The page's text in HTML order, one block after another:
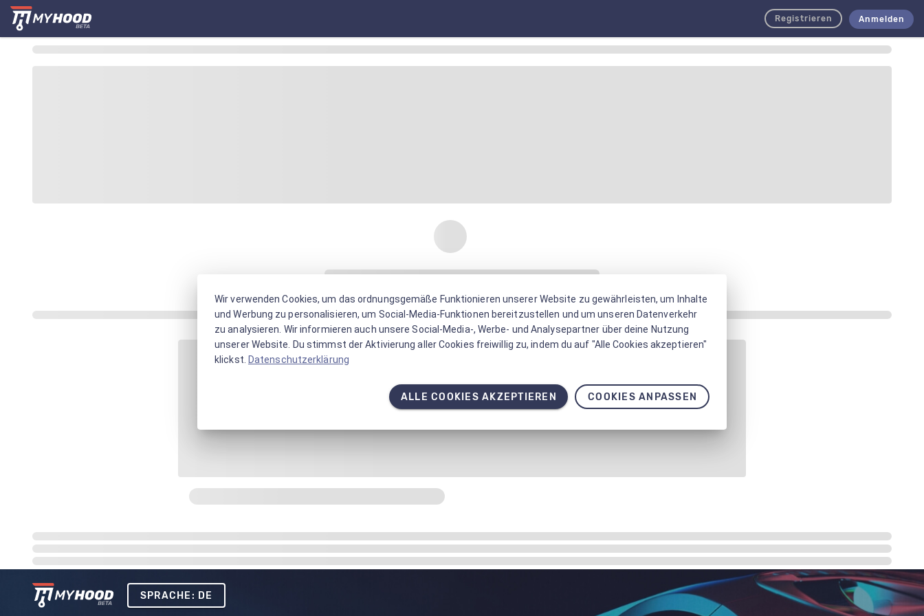
Registrieren Anmelden
SPRACHE: DE
Wir verwenden Cookies, um das ordnungsgemäße Funktionieren unserer Website zu gewährleisten, um Inhalte
und Werbung zu personalisieren, um Social-Media-Funktionen bereitzustellen und um unseren Datenverkehr
zu analysieren. Wir informieren auch unsere Social-Media-, Werbe- und Analysepartner über deine Nutzung
unserer Website. Du stimmst der Aktivierung aller Cookies freiwillig zu, indem du auf "Alle Cookies akzeptieren"
klickst. Datenschutzerklärung
ALLE COOKIES AKZEPTIEREN COOKIES ANPASSEN